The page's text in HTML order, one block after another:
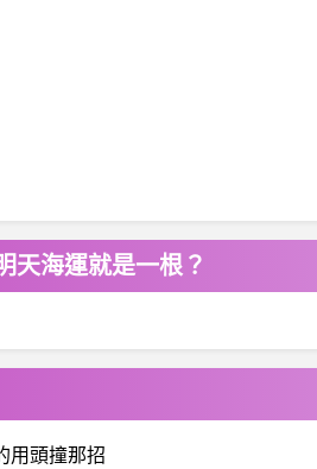
天海運就是一根？
用頭撞那招